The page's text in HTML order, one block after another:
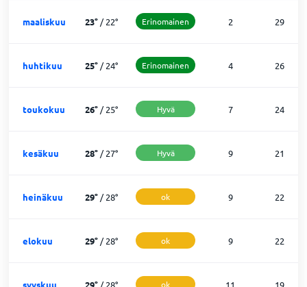
maaliskuu 23° /22° Erinomainen 2 29
huhtikuu 25° /24° Erinomainen 4 26
toukokuu 26° /25° Hyvä 7 24
kesäkuu 28° /27° Hyvä 9 21
heinäkuu 29° /28° ok 9 22
elokuu 29° /28° ok 9 22
syyskuu 29° /28° ok 11 19